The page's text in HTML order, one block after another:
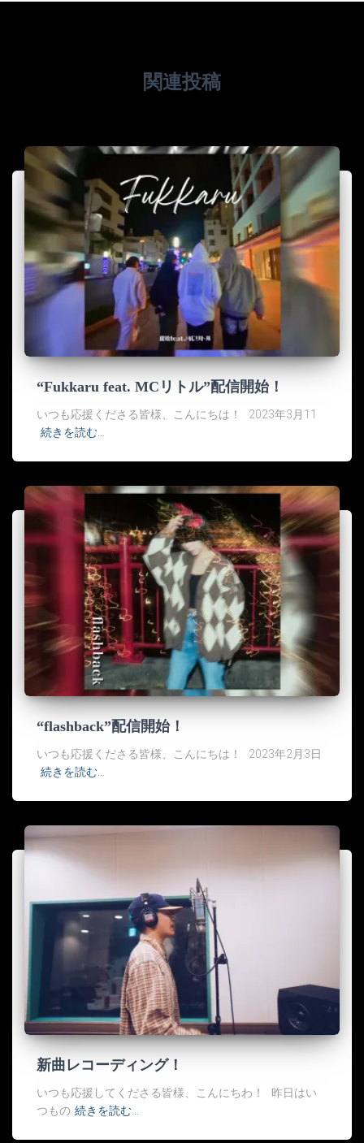
関連投稿
“Fukkaru feat. MCリトル”配信開始！
いつも応援くださる皆様、こんにちは！ 2023年3月11
続きを読む…
“flashback”配信開始！
いつも応援くださる皆様、こんにちは！ 2023年2月3日
続きを読む…
新曲レコーディング！
いつも応援してくださる皆様、こんにちわ！ 昨日はい
つもの 続きを読む…